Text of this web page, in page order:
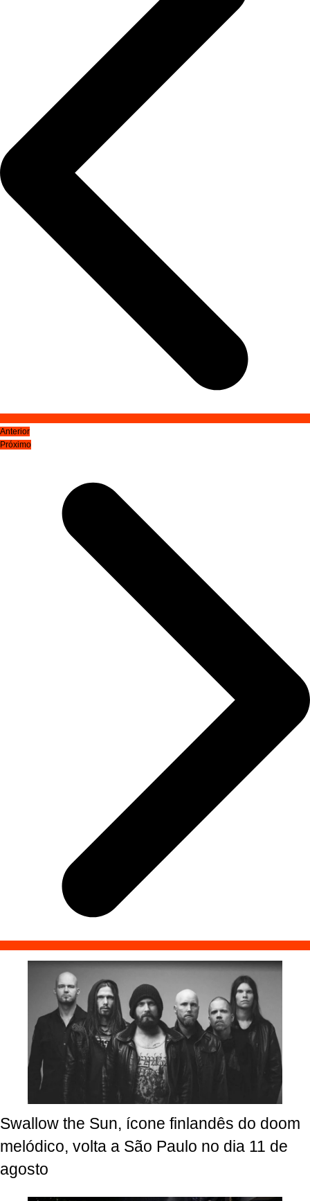
Anterior
Próximo
Swallow the Sun, ícone finlandês do doom
melódico, volta a São Paulo no dia 11 de
agosto